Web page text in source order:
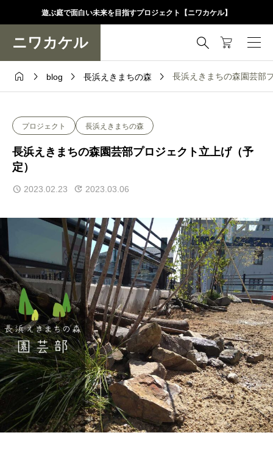
遊ぶ庭で面白い未来を目指すプロジェクト【ニワカケル】
ニワカケル 
  blog  長浜えきまちの森  長浜えきまちの森園芸部
プロジェクト 長浜えきまちの森
長浜えきまちの森園芸部プロジェクト立上げ（予
定）
2023.02.23 2023.03.06